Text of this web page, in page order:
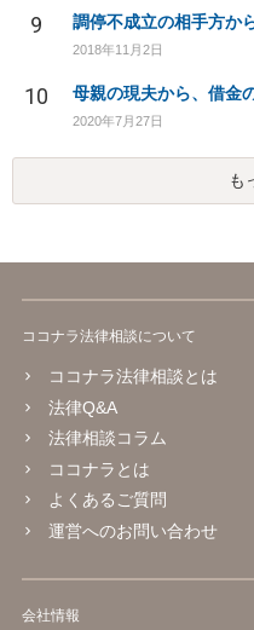
9
2018年11月2日
10 母親の現夫から、借金
2020年7月27日
も
ココナラ法律相談について
ココナラ法律相談とは
法律Q&A
法律相談コラム
ココナラとは
よくあるご質問
運営へのお問い合わせ
会社情報